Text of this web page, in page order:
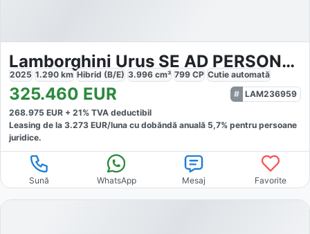
Lamborghini Urus SE AD PERSONAM MATT B&O PANO STYLE 23`ZOLL
2025 1.290 km Hibrid (B/E) 3.996 cm³ 799 CP Cutie automată
325.460 EUR
LAM236959
268.975 EUR + 21% TVA deductibil
Leasing de la 3.273 EUR/luna cu dobăndă anuală 5,7% pentru persoane
juridice.
Sună WhatsApp Mesaj Favorite